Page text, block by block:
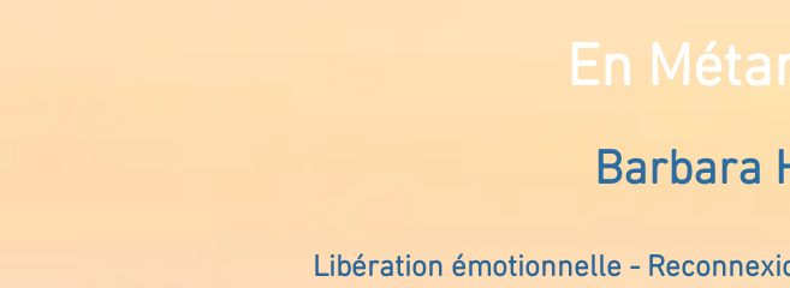
En
Barbara
Libération émotionnelle -